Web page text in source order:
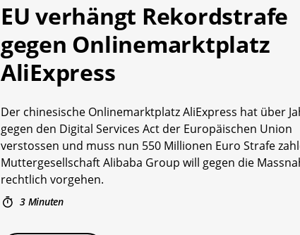
EU verhängt Rekordstrafe
gegen Onlinemarktplatz
AliExpress
Der chinesische Onlinemarktplatz AliExpress hat über
gegen den Digital Services Act der Europäischen Union
verstossen und muss nun 550 Millionen Euro Strafe
Muttergesellschaft Alibaba Group will gegen die
rechtlich vorgehen.
3 Minuten